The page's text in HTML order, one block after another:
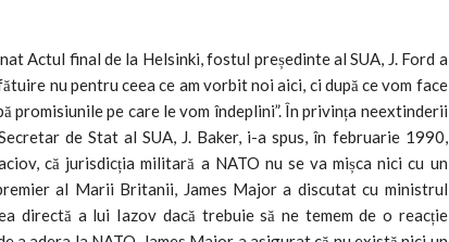
Actul final de la Helsinki, fostul președinte al SUA, J. Ford a
nu pentru ceea ce am vorbit noi aici, ci după ce vom face
promisiunile pe care le vom îndeplini”. În privința neextinderii
de Stat al SUA, J. Baker, i-a spus, în februarie 1990,
că jurisdicția militară a NATO nu se va mișca nici cu un
al Marii Britanii, James Major a discutat cu ministrul
directă a lui Iazov dacă trebuie să ne temem de o reacție